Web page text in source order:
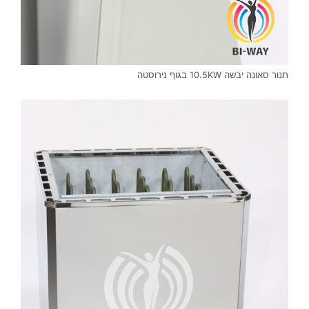
תנור סאונה יבשה 10.5KW בגוף נירוסטה